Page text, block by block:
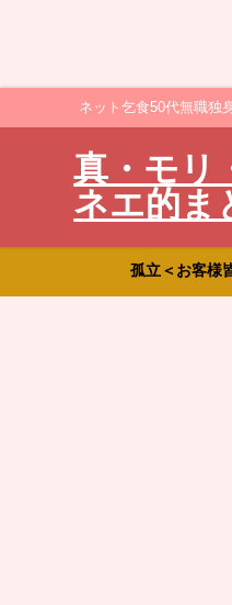
ネット乞食50代無職独
真・モリ
ネエ的ま
孤立＜お客様